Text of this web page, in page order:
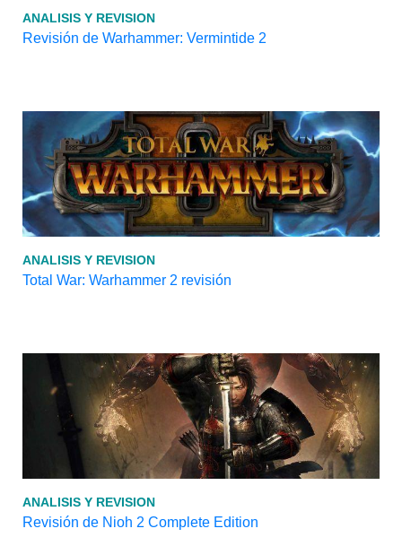
ANALISIS Y REVISION
Revisión de Warhammer: Vermintide 2
ANALISIS Y REVISION
Total War: Warhammer 2 revisión
ANALISIS Y REVISION
Revisión de Nioh 2 Complete Edition